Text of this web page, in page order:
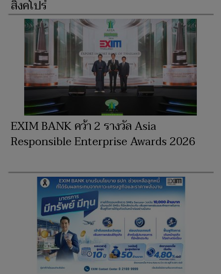
สิงคโปร์
EXIM BANK คว้า 2 รางวัล Asia
Responsible Enterprise Awards 2026